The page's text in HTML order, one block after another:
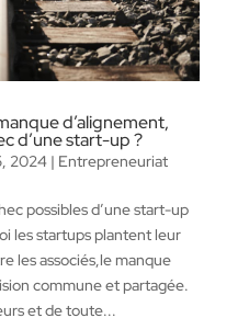
d’alignement,
d’une start-up ?
2024| Entrepreneuriat
possibles d’une start-up
les startups plantent leur
les associés,le manque
commune et partagée.
et de toute...